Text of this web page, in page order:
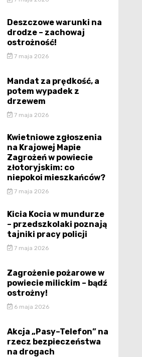
Deszczowe warunki na
drodze – zachowaj
ostrożność!
7 maja 2026
Mandat za prędkość, a
potem wypadek z
drzewem
7 maja 2026
Kwietniowe zgłoszenia
na Krajowej Mapie
Zagrożeń w powiecie
złotoryjskim: co
niepokoi mieszkańców?
7 maja 2026
Kicia Kocia w mundurze
– przedszkolaki poznają
tajniki pracy policji
7 maja 2026
Zagrożenie pożarowe w
powiecie milickim – bądź
ostrożny!
6 maja 2026
Akcja „Pasy–Telefon” na
rzecz bezpieczeństwa
na drogach